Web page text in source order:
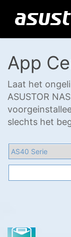
App
Laat het
ASUSTOR
slechts het